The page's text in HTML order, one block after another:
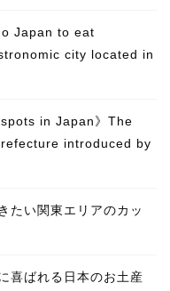
Japan to eat
city located in
in Japan》The
introduced by
たい関東エリアのカッ
喜ばれる日本のお土産